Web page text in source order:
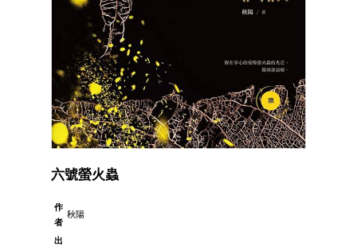
六號螢火蟲
作
者
秋陽
出